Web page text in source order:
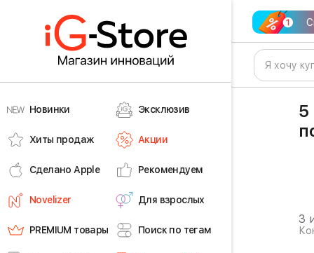
Новинки Эксклюзив
Хиты продаж Акции
Сделано Apple Рекомендуем
Novelizer Для взрослых
PREMIUM товары Поиск по тегам
5
3